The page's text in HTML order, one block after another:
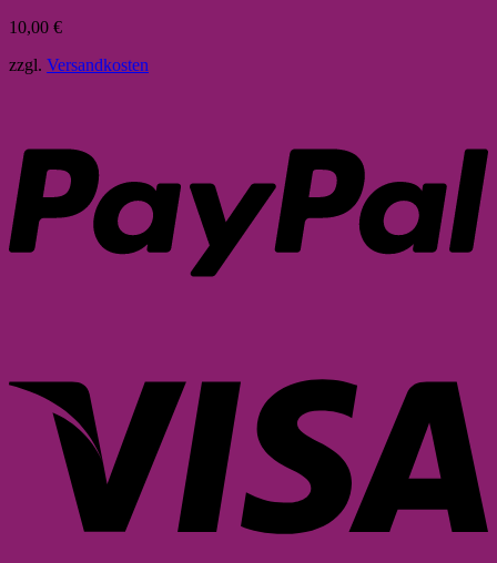
10,00 €
zzgl. Versandkosten